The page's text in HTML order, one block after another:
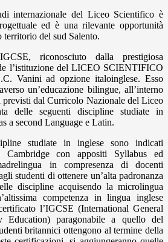
internazionale del Liceo Scientifico è
ed è una rilevante opportunità
del sud Salento.
riconosciuto dalla prestigiosa
l’istituzione del LICEO SCIENTIFICO
Vanini ad opzione italoinglese. Esso
un’educazione bilingue, all’interno
previsti dal Curricolo Nazionale del Liceo
delle seguenti discipline studiate in
a second Language e Latin.
studiate in inglese sono indicati
Cambridge con appositi Syllabus ed
in compresenza di docenti
studenti di ottenere un’alta padronanza
discipline acquisendo la microlingua
competenza in lingua inglese
l’IGCSE (International General
Education) paragonabile a quello del
britannici ottengono al termine della